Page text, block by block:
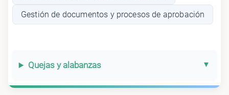
Gestión de documentos y procesos de aprobación
Quejas y alabanzas